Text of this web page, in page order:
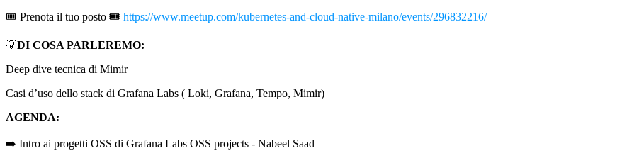
🎟 Prenota il tuo posto 🎟 https://www.meetup.com/kubernetes-and-cloud-native-milano/events/296832216/
💡DI COSA PARLEREMO:
Deep dive tecnica di Mimir
Casi d’uso dello stack di Grafana Labs ( Loki, Grafana, Tempo, Mimir)
AGENDA:
➡️ Intro ai progetti OSS di Grafana Labs OSS projects - Nabeel Saad